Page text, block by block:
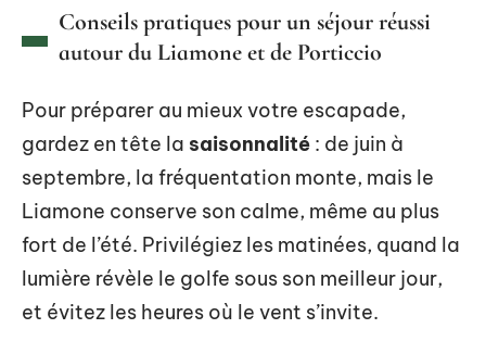
Conseils pratiques pour un séjour réussi
autour du Liamone et de Porticcio
Pour préparer au mieux votre escapade,
gardez en tête la saisonnalité : de juin à
septembre, la fréquentation monte, mais le
Liamone conserve son calme, même au plus
fort de l’été. Privilégiez les matinées, quand la
lumière révèle le golfe sous son meilleur jour,
et évitez les heures où le vent s’invite.